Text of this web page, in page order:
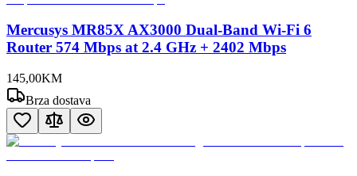
Mercusys MR85X AX3000 Dual-Band Wi-Fi 6
Router 574 Mbps at 2.4 GHz + 2402 Mbps
145,00KM
Brza dostava